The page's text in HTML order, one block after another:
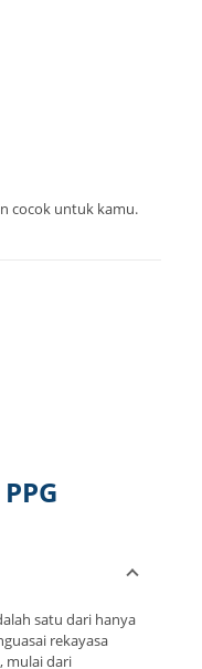
cocok untuk kamu.
satu dari hanya
rekayasa
mulai dari